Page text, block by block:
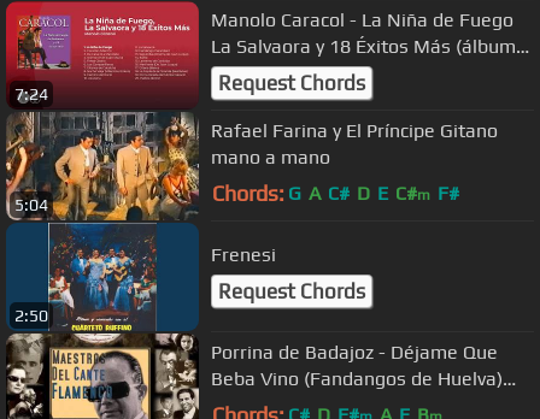
7:24
Manolo Caracol - La Niña de Fuego
La Salvaora y 18 Éxitos Más (álbum
completo - full album)
Request Chords
5:04
Rafael Farina y El Príncipe Gitano
mano a mano
Chords: G A C# D E C#m F#
2:50
Frenesi
Request Chords
Porrina de Badajoz - Déjame Que
Beba Vino (Fandangos de Huelva)
(Flamenco Masters)